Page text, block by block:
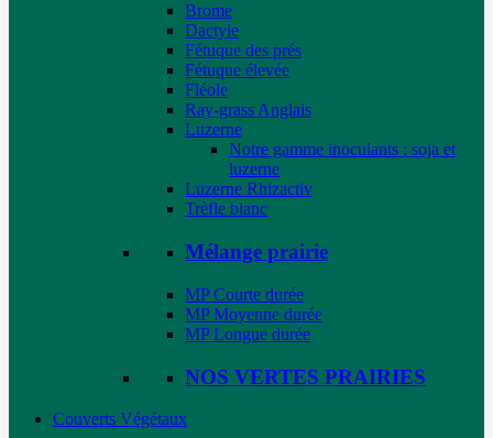
Brome
Dactyle
Fétuque des prés
Fétuque élevée
Fléole
Ray-grass Anglais
Luzerne
Notre gamme inoculants : soja et
luzerne
Luzerne Rhizactiv
Trèfle blanc
Mélange prairie
MP Courte durée
MP Moyenne durée
MP Longue durée
NOS VERTES PRAIRIES
Couverts Végétaux